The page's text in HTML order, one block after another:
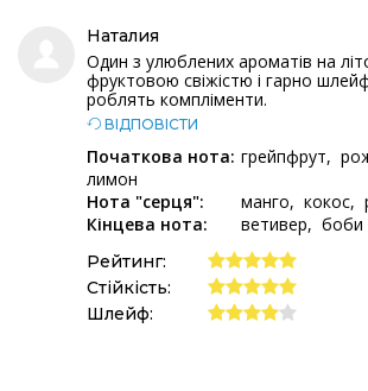
Наталия
Один з улюблених ароматів на
фруктовою свіжістю і гарно
роблять компліменти.
ВІДПОВІСТИ
Початкова нота: грейпфрут
лимон
Нота "серця":
манго кокос
Кінцева нота:
ветивер боби
Рейтинг:
Стійкість:
Шлейф: